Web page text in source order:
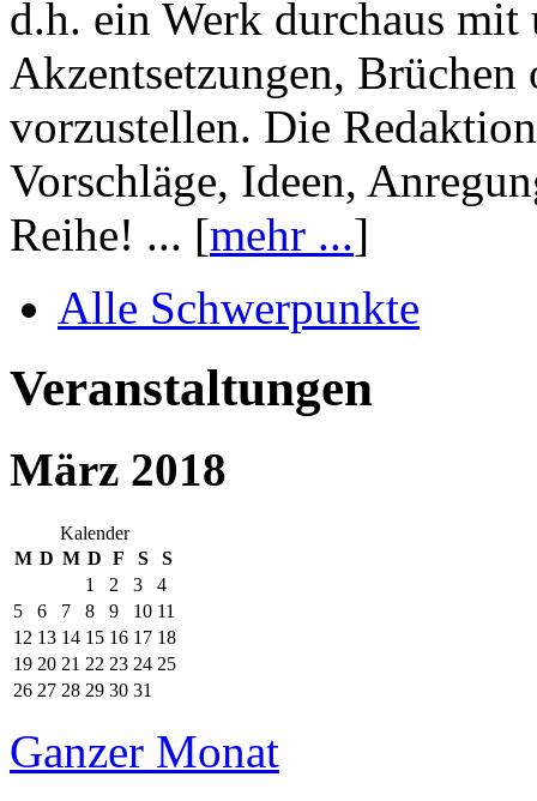
d.h. ein Werk durchaus mit
Akzentsetzungen, Brüchen
vorzustellen. Die
Vorschläge, Ideen,
Reihe! ... [mehr ...]
Alle Schwerpunkte
Veranstaltungen
März 2018
Kalender
M D M D F S
S
1
2 3
4
5
6 7 8 9 10 11
12 13 14 15 16 17 18
19 20 21 22 23 24 25
26 27 28 29 30 31
Ganzer Monat